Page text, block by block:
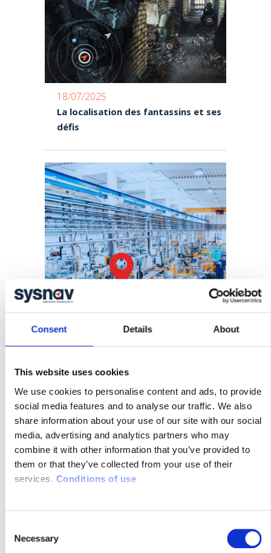
Consent Details About
This website uses cookies
We use cookies to personalise content and ads, to provide
social media features and to analyse our traffic. We also
share information about your use of our site with our social
media, advertising and analytics partners who may
combine it with other information that you’ve provided to
them or that they’ve collected from your use of their
services. Conditions of use
Necessary
18/07/2025
La localisation des fantassins et ses
défis
service de l’industrie 4.0